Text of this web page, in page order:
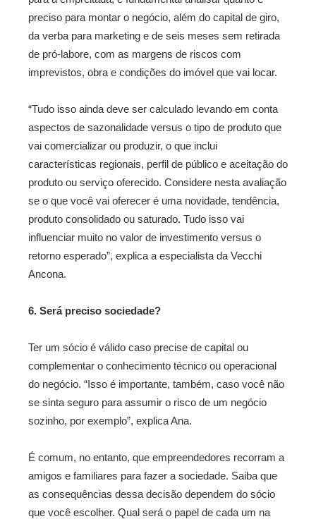
preciso para montar o negócio, além do capital de giro,
da verba para marketing e de seis meses sem retirada
de pró-labore, com as margens de riscos com
imprevistos, obra e condições do imóvel que vai locar.
“Tudo isso ainda deve ser calculado levando em conta
aspectos de sazonalidade versus o tipo de produto que
vai comercializar ou produzir, o que inclui
características regionais, perfil de público e aceitação do
produto ou serviço oferecido. Considere nesta avaliação
se o que você vai oferecer é uma novidade, tendência,
produto consolidado ou saturado. Tudo isso vai
influenciar muito no valor de investimento versus o
retorno esperado”, explica a especialista da Vecchi
Ancona.
6. Será preciso sociedade?
Ter um sócio é válido caso precise de capital ou
complementar o conhecimento técnico ou operacional
do negócio. “Isso é importante, também, caso você não
se sinta seguro para assumir o risco de um negócio
sozinho, por exemplo”, explica Ana.
É comum, no entanto, que empreendedores recorram a
amigos e familiares para fazer a sociedade. Saiba que
as consequências dessa decisão dependem do sócio
que você escolher. Qual será o papel de cada um na